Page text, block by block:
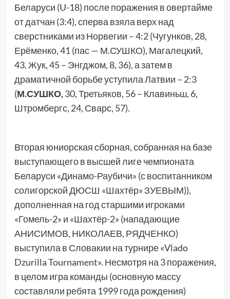
Беларуси (U-18) после поражения в овертайме
от датчан (3:4), сперва взяла верх над
сверстниками из Норвегии – 4:2 (Чугунков, 28,
Ерёменко, 41 (пас — М.СУШКО), Магалецкий,
43, Жук, 45 – Энгджом, 8, 36), а затем в
драматичной борьбе уступила Латвии – 2:3
(М.СУШКО,30, Третьяков, 56 – Клавиньш, 6,
Штромбергс, 24, Сварс, 57).
Вторая юниорская сборная, собранная на базе
выступающего в высшей лиге чемпионата
Беларуси «Динамо-Раубичи» (с воспитанником
солигорской ДЮСШ «Шахтёр» ЗУЕВЫМ)),
дополненная на год старшими игроками
«Гомель-2» и «Шахтёр-2» (нападающие
АНИСИМОВ, НИКОЛАЕВ, РЯДЧЕНКО)
выступила в Словакии на турнире «Vlado
Dzurilla Tournament». Несмотря на 3 поражения,
в целом игра команды (основную массу
составляли ребята 1999 года рождения)